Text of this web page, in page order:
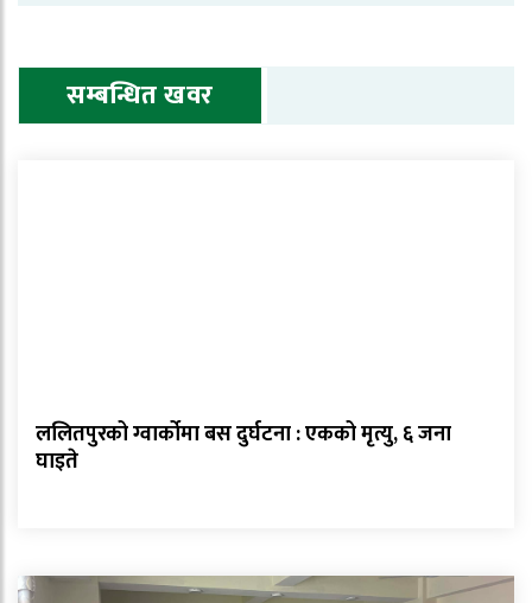
सम्बन्धित खवर
ललितपुरको ग्वार्कोमा बस दुर्घटना : एकको मृत्यु, ६ जना
घाइते